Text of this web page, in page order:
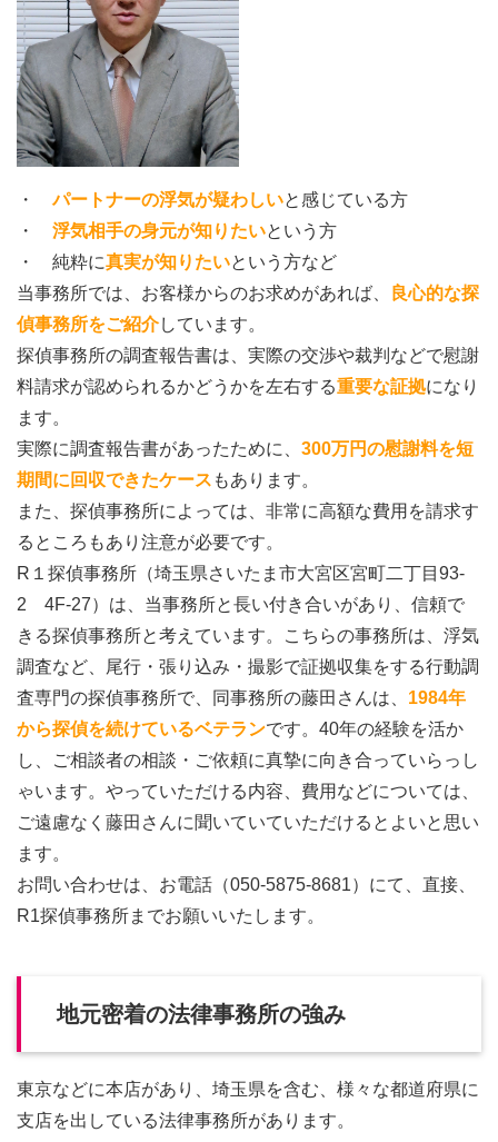
・パートナーの浮気が疑わしいと感じている方
・ 浮気相手の身元が知りたいという方
・ 純粋に真実が知りたいという方など
当事務所では、お客様からのお求めがあれば、
良心的な探
偵事務所をご紹介しています。
探偵事務所の調査報告書は、実際の交渉や裁判などで慰謝
料請求が認められるかどうかを左右する重要な証拠になり
ます。
実際に調査報告書があったために、 300万円の慰謝料を短
期間に回収できたケース もあります。
また、探偵事務所によっては、非常に高額な費用を請求す
るところもあり注意が必要です。
R１探偵事務所（埼玉県さいたま市大宮区宮町二丁目93-
2 4F-27）は、当事務所と長い付き合いがあり、信頼で
きる探偵事務所と考えています。こちらの事務所は、浮気
調査など、尾行・張り込み・撮影で証拠収集をする行動調
査専門の探偵事務所で、同事務所の藤田さんは、 1984年
から探偵を続けているベテランです。40年の経験を活か
し、ご相談者の相談・ご依頼に真摯に向き合っていらっし
ゃいます。やっていただける内容、費用などについては、
ご遠慮なく藤田さんに聞いていていただけるとよいと思い
ます。
お問い合わせは、お電話（050-5875-8681）にて、直接、
R1探偵事務所までお願いいたします。
地元密着の法律事務所の強み
東京などに本店があり、埼玉県を含む、様々な都道府県に
支店を出している法律事務所があります。